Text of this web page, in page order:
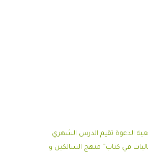
الدعوة تقيم الدرس الشهري
في كتاب” منهج السالكين و